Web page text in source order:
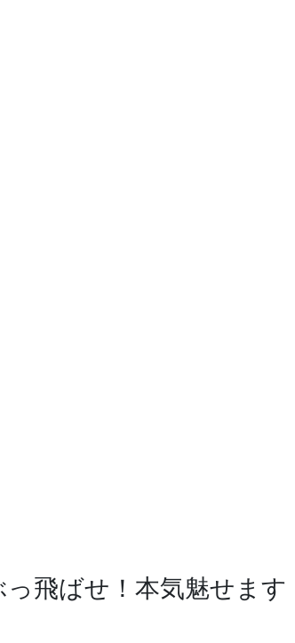
飛ばせ！本気魅せま